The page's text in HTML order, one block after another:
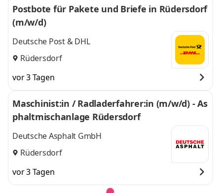
Postbote für Pakete und Briefe in Rüdersdorf
(m/w/d)
Deutsche Post & DHL
Rüdersdorf
vor 3 Tagen
Maschinist:in / Radladerfahrer:in (m/w/d) - As
phaltmischanlage Rüdersdorf
Deutsche Asphalt GmbH
Rüdersdorf
vor 3 Tagen